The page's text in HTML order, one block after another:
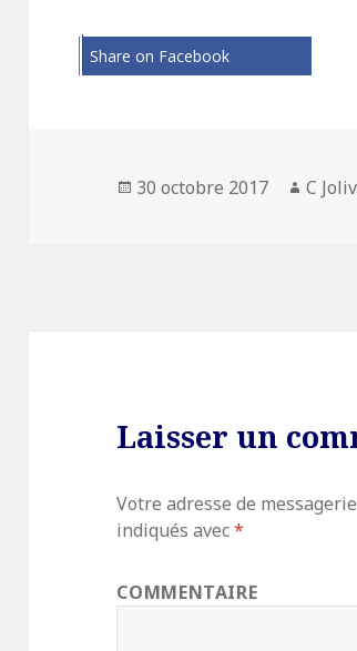
Share on Facebook
Publié
30 octobre 2017 C
Laisser un
Votre adresse de
indiqués avec*
COMMENTAIRE